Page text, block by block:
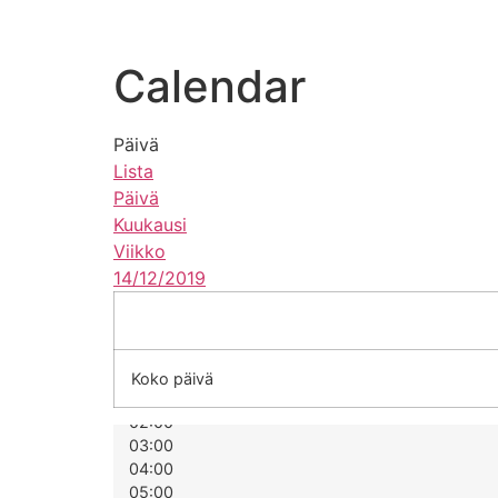
Calendar
Päivä
Lista
Päivä
Kuukausi
Viikko
14/12/2019
Koko päivä
00:00
02:00
03:00
04:00
05:00